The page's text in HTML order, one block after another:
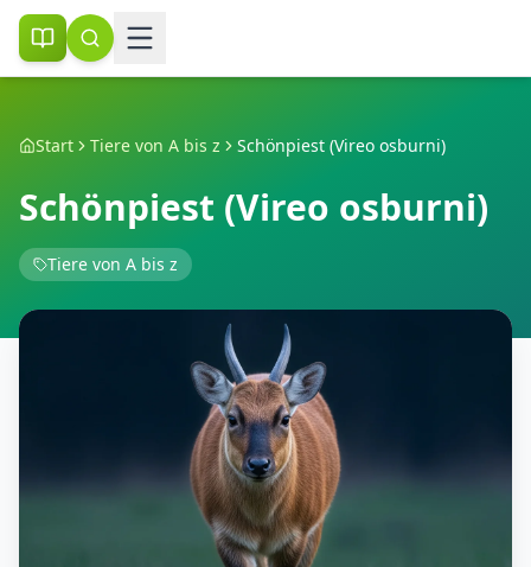
Start Tiere von A bis z Schönpiest (Vireo osburni)
Schönpiest (Vireo osburni)
Tiere von A bis z